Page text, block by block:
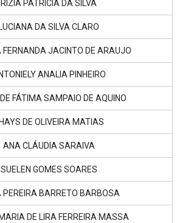
RIZIA PATRICIA DA SILVA
LUCIANA DA SILVA CLARO
FERNANDA JACINTO DE ARAUJO
ANALIA PINHEIRO
FÁTIMA SAMPAIO DE AQUINO
DE OLIVEIRA MATIAS
ANA CLÁUDIA SARAIVA
SUELEN GOMES SOARES
PEREIRA BARRETO BARBOSA
DE LIRA FERREIRA MASSA